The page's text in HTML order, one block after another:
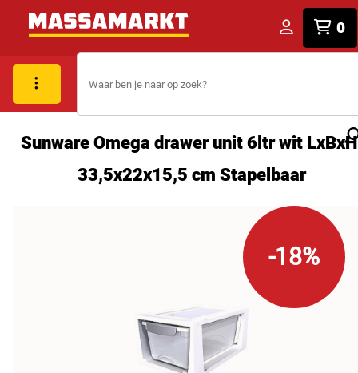
0
Sunware Omega drawer unit 6ltr wit
33,5x22x15,5 cm Stapelbaar
-18%